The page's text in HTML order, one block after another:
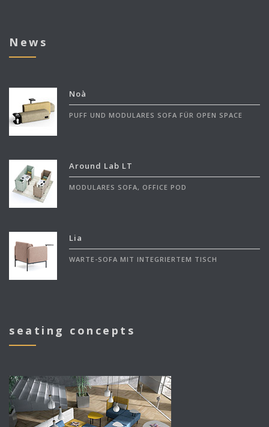
News
Noà
PUFF UND MODULARES SOFA FÜR OPEN SPACE
Around Lab LT
MODULARES SOFA, OFFICE POD
Lia
WARTE-SOFA MIT INTEGRIERTEM TISCH
seating concepts